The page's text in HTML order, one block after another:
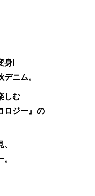
身!
ニム。
しむ
ロジー』の